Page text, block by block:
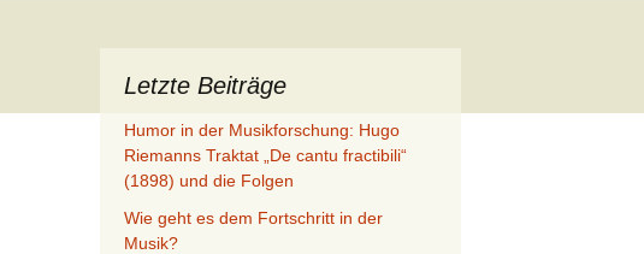
Letzte Beiträge
Humor in der Musikforschung: Hugo
Riemanns Traktat „De cantu fractibili“
(1898) und die Folgen
Wie geht es dem Fortschritt in der
Musik?